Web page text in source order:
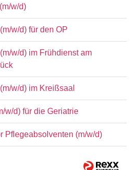
w/d)
w/d) für den OP
w/d) im Frühdienst am
w/d) im Kreißsaal
w/d) für die Geriatrie
Pflegeabsolventen (m/w/d)